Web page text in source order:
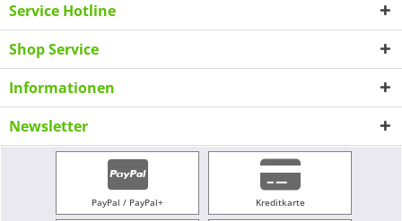
Service Hotline
Shop Service
Informationen
Newsletter
PayPal / PayPal+ Kreditkarte